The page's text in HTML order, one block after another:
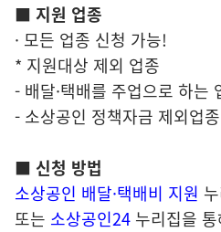
■ 지원 업종
· 모든 업종 신청 가능!
* 지원대상 제외 업종
- 배달·택배를 주업으로 하는
- 소상공인 정책자금 제외업종
■ 신청 방법
소상공인 배달·택배비 지원
또는 소상공인24 누리집을